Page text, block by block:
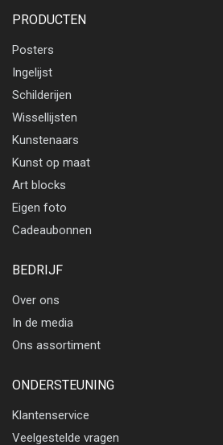
PRODUCTEN
Posters
Ingelijst
Schilderijen
Wissellijsten
Kunstenaars
Kunst op maat
Art blocks
Eigen foto
Cadeaubonnen
BEDRIJF
Over ons
In de media
Ons assortiment
ONDERSTEUNING
Klantenservice
Veelgestelde vragen